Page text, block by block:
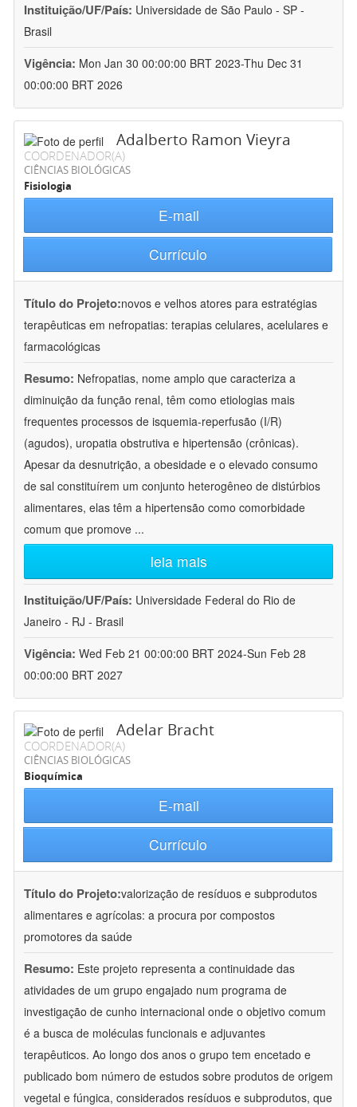
Instituição/UF/País: Universidade de São Paulo - SP -
Brasil
Vigência: Mon Jan 30 00:00:00 BRT 2023-Thu Dec 31
00:00:00 BRT 2026
Adalberto Ramon Vieyra
COORDENADOR(A)
CIÊNCIAS BIOLÓGICAS
Fisiologia
E-mail
Currículo
Título do Projeto:novos e velhos atores para estratégias
terapêuticas em nefropatias: terapias celulares, acelulares e
farmacológicas
Resumo: Nefropatias, nome amplo que caracteriza a
diminuição da função renal, têm como etiologias mais
frequentes processos de isquemia-reperfusão (I/R)
(agudos), uropatia obstrutiva e hipertensão (crônicas).
Apesar da desnutrição, a obesidade e o elevado consumo
de sal constituírem um conjunto heterogêneo de distúrbios
alimentares, elas têm a hipertensão como comorbidade
comum que promove ...
leia mais
Instituição/UF/País: Universidade Federal do Rio de
Janeiro - RJ - Brasil
Vigência: Wed Feb 21 00:00:00 BRT 2024-Sun Feb 28
00:00:00 BRT 2027
Adelar Bracht
COORDENADOR(A)
CIÊNCIAS BIOLÓGICAS
Bioquímica
E-mail
Currículo
Título do Projeto:valorização de resíduos e subprodutos
alimentares e agrícolas: a procura por compostos
promotores da saúde
Resumo: Este projeto representa a continuidade das
atividades de um grupo engajado num programa de
investigação de cunho internacional onde o objetivo comum
é a busca de moléculas funcionais e adjuvantes
terapêuticos. Ao longo dos anos o grupo tem encetado e
publicado bom número de estudos sobre produtos de origem
vegetal e fúngica, considerados resíduos e subprodutos, que